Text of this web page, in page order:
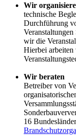
Wir
technische
Durchführung
wir die
Hierbei
Wir beraten
Betreiber von
16